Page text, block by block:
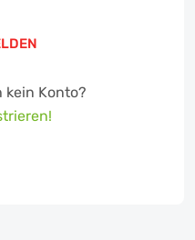
kein Konto?